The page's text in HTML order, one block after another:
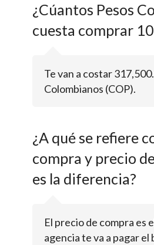
¿Cúantos Pesos
cuesta comprar
Te van a costar
Colombianos (COP).
¿A qué se refiere
compra y precio
es la diferencia?
El precio de compra es
agencia te va a pagar